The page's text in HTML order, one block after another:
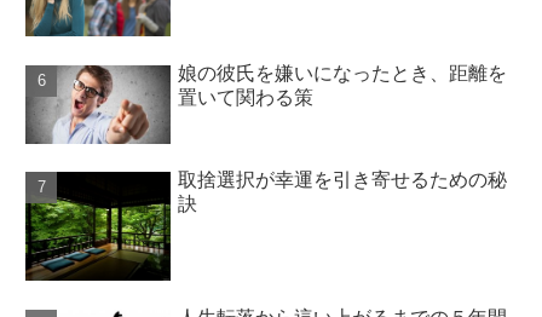
娘の彼氏を嫌いになったとき、距離を
置いて関わる策
取捨選択が幸運を引き寄せるための秘
訣